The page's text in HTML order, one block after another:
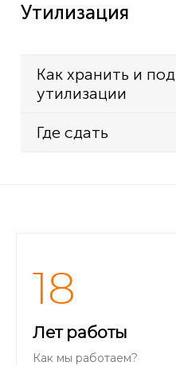
Утилизация
Как хранить и
утилизации
Где сдать
18
Лет работы
Как мы работаем?